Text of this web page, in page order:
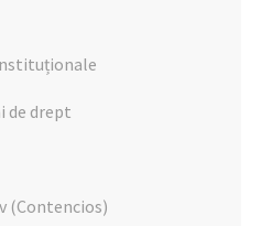
de drept
(Contencios)